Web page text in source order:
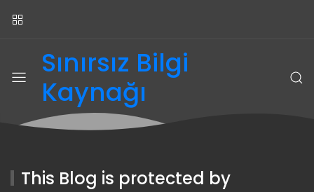
Sınırsız Bilgi
Kaynağı
This Blog is protected by